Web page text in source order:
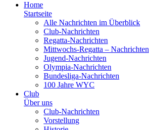
Home
Startseite
Alle Nachrichten im Überblick
Club-Nachrichten
Regatta-Nachrichten
Mittwochs-Regatta – Nachrichten
Jugend-Nachrichten
Olympia-Nachrichten
Bundesliga-Nachrichten
100 Jahre WYC
Club
Über uns
Club-Nachrichten
Vorstellung